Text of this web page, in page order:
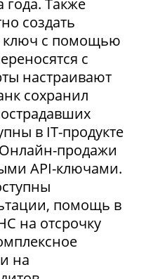
создать
ключ с помощью
с
настраивают
сохранил
в IT-продукте
продажи
API-ключами.
помощь в
на отсрочку
на